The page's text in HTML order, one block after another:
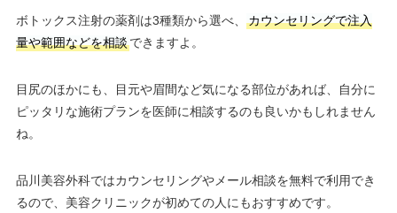
ボトックス注射の薬剤は3種類から選べ、
カウンセリングで注入
量や範囲などを相談できますよ。
目尻のほかにも、目元や眉間など気になる部位があれば、自分に
ピッタリな施術プランを医師に相談するのも良いかもしれません
ね。
品川美容外科ではカウンセリングやメール相談を無料で利用でき
るので、美容クリニックが初めての人にもおすすめです。